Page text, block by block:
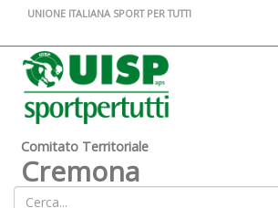
UNIONE ITALIANA SPORT PER TUTTI
Comitato Territoriale
Cremona